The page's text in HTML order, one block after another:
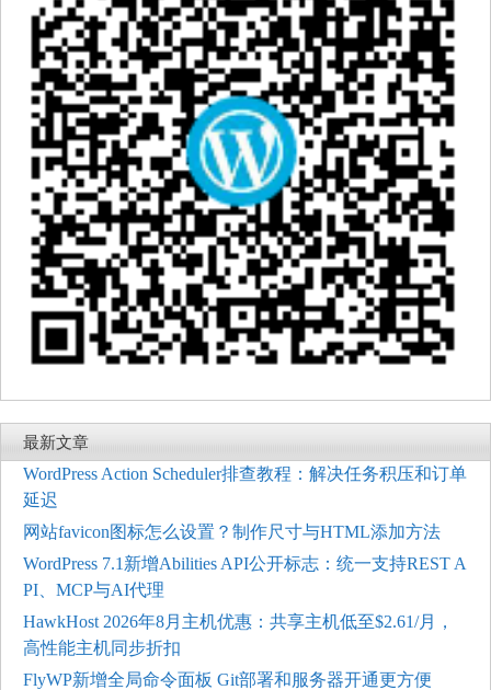
最新文章
WordPress Action Scheduler排查教程：解决任务积压和订单
延迟
网站favicon图标怎么设置？制作尺寸与HTML添加方法
WordPress 7.1新增Abilities API公开标志：统一支持REST A
PI、MCP与AI代理
HawkHost 2026年8月主机优惠：共享主机低至$2.61/月，
高性能主机同步折扣
FlyWP新增全局命令面板 Git部署和服务器开通更方便